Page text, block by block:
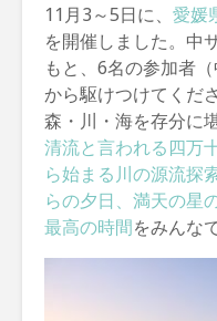
11月3～5日に、 愛媛
を開催しました。中
もと、6名の参加者
から駆けつけてくだ
森・川・海を存分に
清流と言われる四万
ら始まる川の源流探
らの夕日、満天の星
最高の時間をみんな